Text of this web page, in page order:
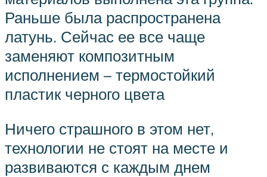
Раньше была распространена
латунь. Сейчас ее все чаще
заменяют композитным
исполнением – термостойкий
пластик черного цвета
Ничего страшного в этом нет,
технологии не стоят на месте и
развиваются с каждым днем